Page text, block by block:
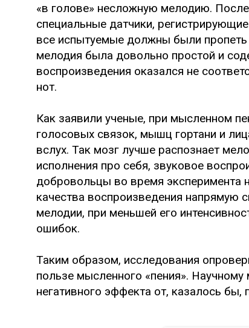
«в голове» несложную мелодию.
специальные датчики,
все испытуемые должны были
мелодия была довольно простой и
воспроизведения оказался не
нот.
Как заявили ученые, при мысленном
голосовых связок, мышц гортани и
вслух. Так мозг лучше распознает
исполнения про себя, звуковое
добровольцы во время эксперимента
качества воспроизведения напрямую
мелодии, при меньшей его
ошибок.
Таким образом, исследования
пользе мысленного «пения».
негативного эффекта от, казалось бы,